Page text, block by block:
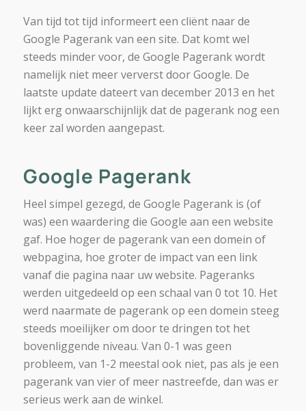
Van tijd tot tijd informeert een cliënt naar de
Google Pagerank van een site. Dat komt wel
steeds minder voor, de Google Pagerank wordt
namelijk niet meer ververst door Google. De
laatste update dateert van december 2013 en het
lijkt erg onwaarschijnlijk dat de pagerank nog een
keer zal worden aangepast.
Google Pagerank
Heel simpel gezegd, de Google Pagerank is (of
was) een waardering die Google aan een website
gaf. Hoe hoger de pagerank van een domein of
webpagina, hoe groter de impact van een link
vanaf die pagina naar uw website. Pageranks
werden uitgedeeld op een schaal van 0 tot 10. Het
werd naarmate de pagerank op een domein steeg
steeds moeilijker om door te dringen tot het
bovenliggende niveau. Van 0-1 was geen
probleem, van 1-2 meestal ook niet, pas als je een
pagerank van vier of meer nastreefde, dan was er
serieus werk aan de winkel.